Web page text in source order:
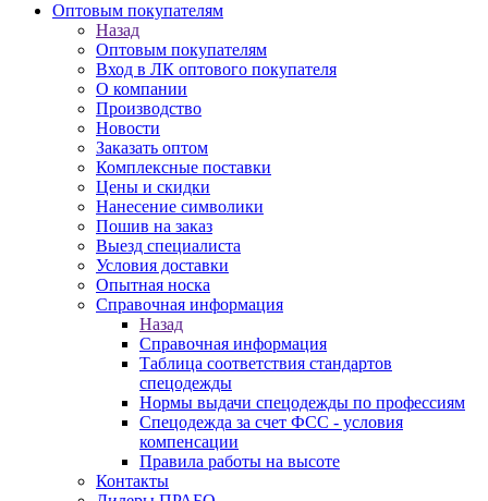
Оптовым покупателям
Назад
Оптовым покупателям
Вход в ЛК оптового покупателя
О компании
Производство
Новости
Заказать оптом
Комплексные поставки
Цены и скидки
Нанесение символики
Пошив на заказ
Выезд специалиста
Условия доставки
Опытная носка
Справочная информация
Назад
Справочная информация
Таблица соответствия стандартов
спецодежды
Нормы выдачи спецодежды по профессиям
Спецодежда за счет ФСС - условия
компенсации
Правила работы на высоте
Контакты